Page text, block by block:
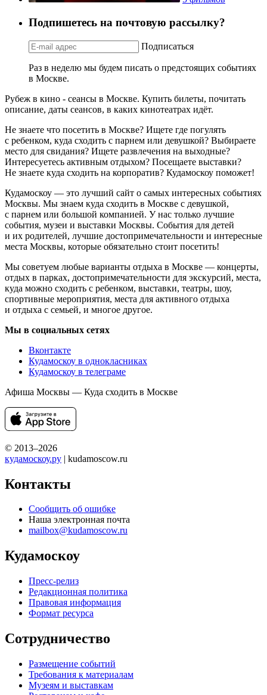
Подпишетесь на почтовую рассылку?
Подписаться
Раз в неделю мы будем писать о предстоящих событиях
в Москве.
Рубеж в кино - сеансы в Москве. Купить билеты, почитать
описание, даты сеансов, в каких кинотеатрах идёт.
Не знаете что посетить в Москве? Ищете где погулять
с ребенком, куда сходить с парнем или девушкой? Выбираете
место для свидания? Ищете развлечения на выходные?
Интересуетесь активным отдыхом? Посещаете выставки?
Не знаете куда сходить на корпоратив? Кудамоскоу поможет!
Кудамоскоу — это лучший сайт о самых интересных событиях
Москвы. Мы знаем куда сходить в Москве с девушкой,
с парнем или большой компанией. У нас только лучшие
события, музеи и выставки Москвы. События для детей
и их родителей, лучшие достопримечательности и интересные
места Москвы, которые обязательно стоит посетить!
Мы советуем любые варианты отдыха в Москве — концерты,
отдых в парках, достопримечательности для экскурсий, места,
куда можно сходить с ребенком, выставки, театры, шоу,
спортивные мероприятия, места для активного отдыха
и отдыха с семьей, и многое другое.
Мы в социальных сетях
Вконтакте
Кудамоскоу в однокласниках
Кудамоскоу в телеграме
Афиша Москвы — Куда сходить в Москве
© 2013–2026
кудамоскоу.ру | kudamoscow.ru
Контакты
Сообщить об ошибке
Наша электронная почта
mailbox@kudamoscow.ru
Кудамоскоу
Пресс-релиз
Редакционная политика
Правовая информация
Формат ресурса
Сотрудничество
Размещение событий
Требования к материалам
Музеям и выставкам